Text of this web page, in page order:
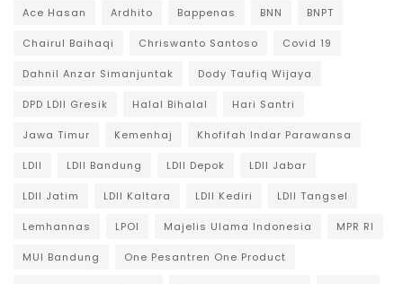
Ace Hasan Ardhito Bappenas BNN BNPT
Chairul Baihaqi Chriswanto Santoso Covid 19
Dahnil Anzar Simanjuntak Dody Taufiq Wijaya
DPD LDII Gresik Halal Bihalal Hari Santri
Jawa Timur Kemenhaj Khofifah Indar Parawansa
LDII LDII Bandung LDII Depok LDII Jabar
LDII Jatim LDII Kaltara LDII Kediri LDII Tangsel
Lemhannas LPOI Majelis Ulama Indonesia MPR RI
MUI Bandung One Pesantren One Product